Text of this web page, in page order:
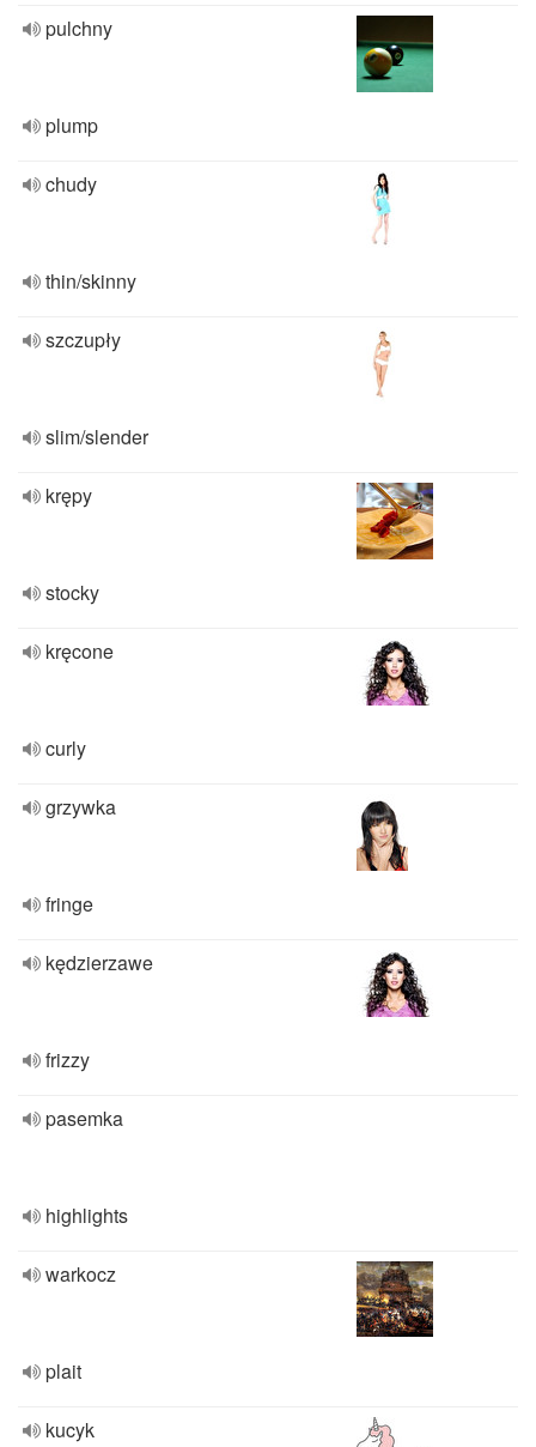
pulchny
plump
chudy
thin/skinny
szczupły
slim/slender
krępy
stocky
kręcone
curly
grzywka
fringe
kędzierzawe
frizzy
pasemka
highlights
warkocz
plait
kucyk